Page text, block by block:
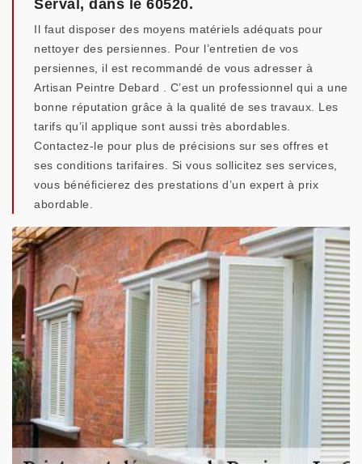
Serval, dans le 60520.
Il faut disposer des moyens matériels adéquats pour
nettoyer des persiennes. Pour l’entretien de vos
persiennes, il est recommandé de vous adresser à
Artisan Peintre Debard . C’est un professionnel qui a une
bonne réputation grâce à la qualité de ses travaux. Les
tarifs qu’il applique sont aussi très abordables.
Contactez-le pour plus de précisions sur ses offres et
ses conditions tarifaires. Si vous sollicitez ses services,
vous bénéficierez des prestations d’un expert à prix
abordable.